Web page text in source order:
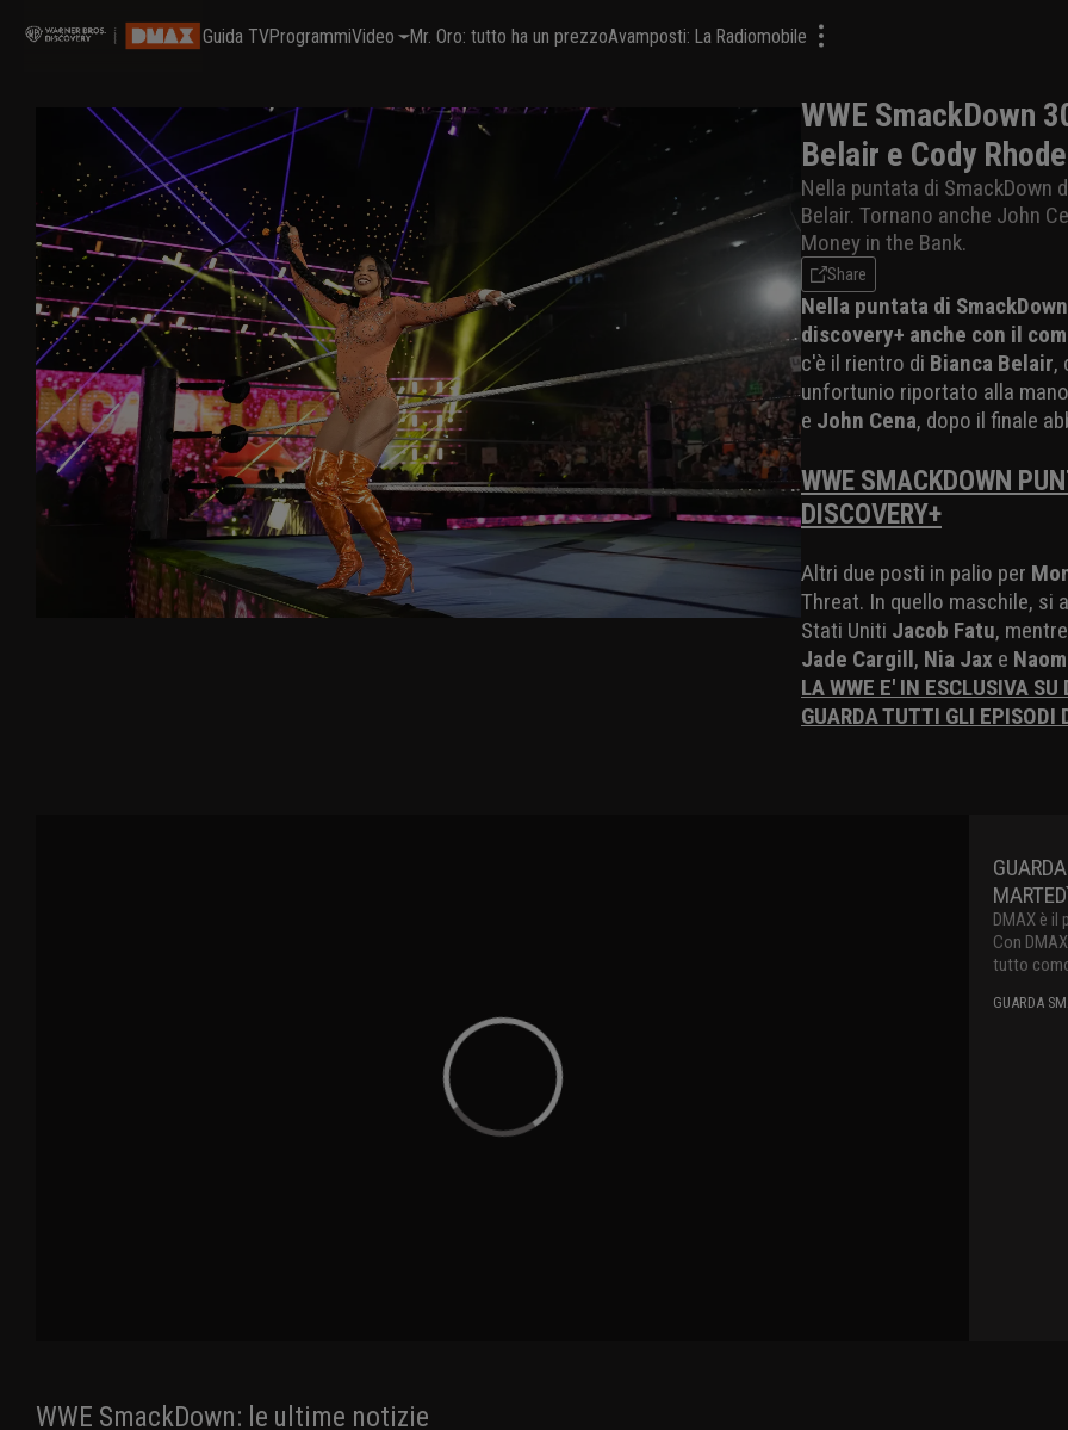
Guida TVProgrammiVideo Mr. Oro: tutto ha un prezzoAvamposti: La Radiomobile
WWE SmackDown
Belair e Cody
Nella puntata di SmackDown
Belair. Tornano anche John
Money in the Bank.
Share
Nella puntata di
discovery+ anche con il
c'è il rientro di Bianca Belair,
unfortunio riportato alla
e John Cena, dopo il finale
WWE SMACKDOWN
DISCOVERY+
Altri due posti in palio per
Threat. In quello maschile, si
Stati Uniti Jacob Fatu,
Jade Cargill, Nia Jax e
LA WWE E' IN ESCLUSIVA
GUARDA TUTTI GLI EPISODI
DMAX è il
Con
tutto
GUARDA
WWE SmackDown: le ultime notizie